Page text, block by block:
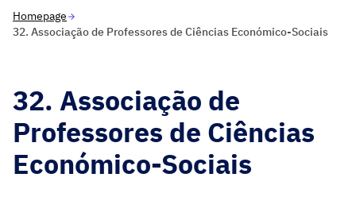
Homepage
32. Associação de Professores de Ciências Económico-Sociais
32. Associação de
Professores de Ciências
Económico-Sociais